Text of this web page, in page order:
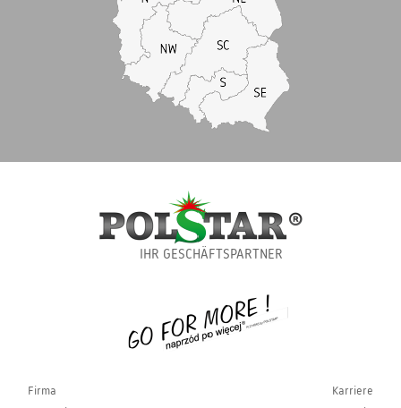
IHR GESCHÄFTSPARTNER
Firma
Karriere